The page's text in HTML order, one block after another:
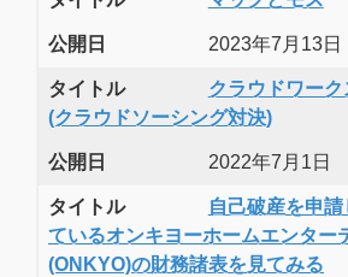
公開日 2023年7月13日
タイトル
クラウドワー
(クラウドソーシング対決)
公開日 2022年7月1日
タイトル
自己破産を申
ているオンキヨーホームエンター
(ONKYO)の財務諸表を見てみる